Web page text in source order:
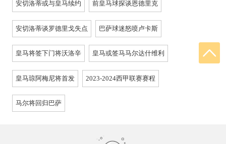
安切洛蒂或与皇马续约 前皇马球探谈恩德里克
安切洛蒂谈罗德里戈失点 巴萨球迷怒喷卢卡斯
皇马将签下门将沃洛辛 皇马或签马马尔达什维利
皇马琼阿梅尼将首发 2023-2024西甲联赛赛程
马尔将回归巴萨